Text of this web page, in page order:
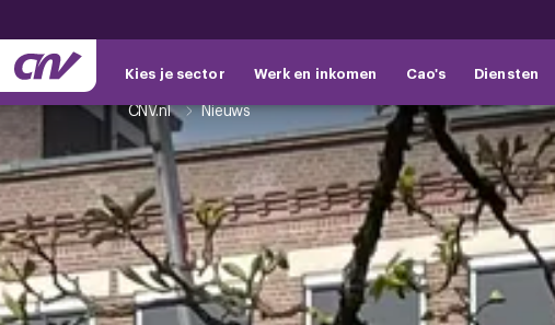
Kies je sector Werk en inkomen Cao's Diensten
CNV.nl
Nieuws